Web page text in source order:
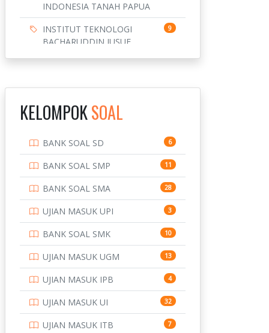
INDONESIA TANAH PAPUA
INSTITUT TEKNOLOGI
BACHARUDDIN JUSUF
9
BANDUNG
INSTITUT TEKNOLOGI
INSTITUT TEKNOLOGI
SEPULUH NOVEMBER
10
INSTITUT TEKNOLOGI
SUMATERA
9
IPDN / STPDN 148
PENDIDIKAN 943
PERBANKAN 3
POLRI 169
POLTEK SSN 7
4
KELOMPOKSOAL
BANK SOAL SD 6
BANK SOAL SMP 11
BANK SOAL SMA 28
UJIAN MASUK UPI 3
BANK SOAL SMK 10
UJIAN MASUK UGM 13
UJIAN MASUK IPB 4
UJIAN MASUK UI 32
UJIAN MASUK ITB 7